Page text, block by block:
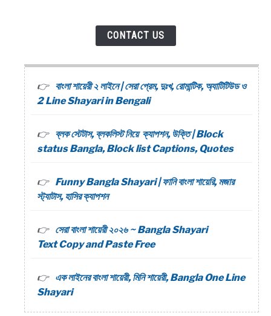
CONTACT US
বাংলা শায়েরী ২ লাইনে | সেরা প্রেম, দুঃখ, রোমান্টিক, অ্যাটিটিউড ও
2 Line Shayari in Bengali
ব্লক স্টেটাস, ব্লকলিস্ট নিয়ে ক্যাপশন, উক্তি | Block
status Bangla, Block list Captions, Quotes
Funny Bangla Shayari | ফানি বাংলা শায়েরি, মজার
স্ট্যাটাস, হাসির ক্যাপশন
সেরা বাংলা শায়েরী ২০২৬ ~ Bangla Shayari
Text Copy and Paste Free
এক লাইনের বাংলা শায়েরী, মিনি শায়েরী, Bangla One Line
Shayari